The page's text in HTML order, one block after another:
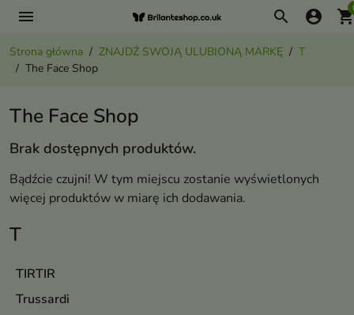
menu search account_circle
Strona główna ZNAJDŹ SWOJĄ ULUBIONĄ MARKĘ
T
The Face Shop
T
TIRTIR
Trussardi
The Face Shop
Brak dostępnych produktów.
Bądźcie czujni! W tym miejscu zostanie wyświetlonych
więcej produktów w miarę ich dodawania.